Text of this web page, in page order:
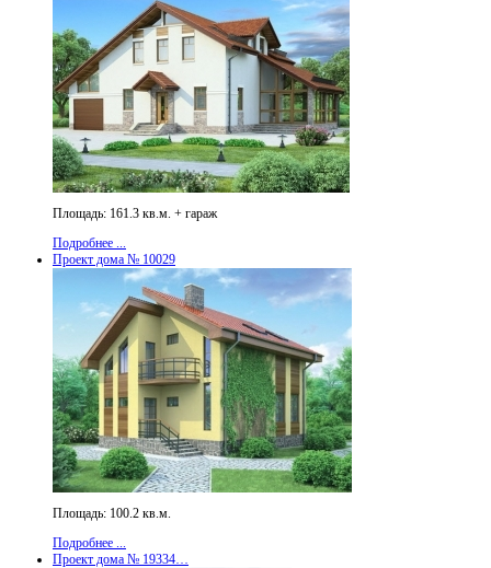
Площадь: 161.3 кв.м. + гараж
Подробнее ...
Проект дома № 10029
Площадь: 100.2 кв.м.
Подробнее ...
Проект дома № 19334…